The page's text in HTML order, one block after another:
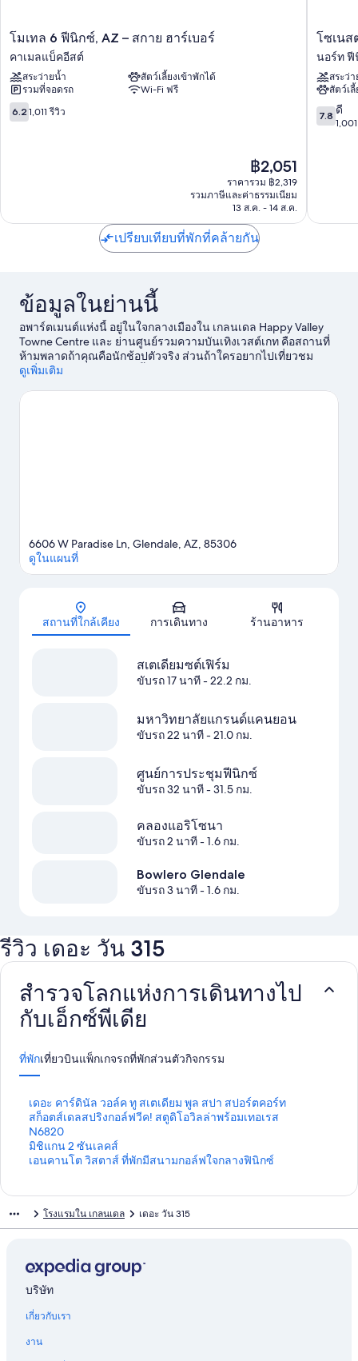
โม
6
ฟีนิกซ์,
AZ
–
สกาย
โมเทล 6 ฟีนิกซ์, AZ – สกาย ฮาร์เบอร์
คาเมลแบ็คอีสต์
สระว่ายน้ำ
สัตว์เลี้ยงเข้าพักได้
รวมที่จอดรถ
Wi-Fi ฟรี
6.2
จาก
6.2 1,011 รีวิว
ราคา
ปัจจุบัน
คือ
฿2,051
฿2,051
ราคารวม ฿2,319
รวมภาษีและค่าธรรมเนียม
13 ส.ค. - 14 ส.ค.
โซ
เนส
ตา
ซิม
พลี
สวี
ทส์
โซเนส
นอร์ท
สระว่
สัตว์เ
7.8
จาก
7.8 ดี
เปรียบเทียบที่พักที่คล้ายกัน
ข้อมูลในย่านนี้
อพาร์ตเมนต์แห่งนี้ อยู่ในใจกลางเมืองใน เกลนเดล Happy Valley
Towne Centre และ ย่านศูนย์รวมความบันเทิงเวสต์เกท คือสถานที่
ห้ามพลาดถ้าคุณคือนักช้อปตัวจริง ส่วนถ้าใครอยากไปเที่ยวชม
สถานที่ท่องเที่ยวชื่อดังในพื้นที่ ต้องนี่เลย ซิกซ์แฟลกส์ฮอร์ริเคนฮาร์
พีโอเรียสปอร์ตคอมเพล็กซ์ หรือ สเตเดียมซต์เฟิร์ม
ดูคู่มือท่องเที่ยว เก
ดูเพิ่มเติม
แผนที่
6606 W Paradise Ln, Glendale, AZ, 85306
ดูในแผนที่
สถานที่ใกล้เคียง การเดินทาง ร้านอาหาร
สเตเดียมซต์เฟิร์ม
ขับรถ 17 นาที- 22.2 กม.
มหาวิทยาลัยแกรนด์แคนยอน
ขับรถ 22 นาที- 21.0 กม.
ศูนย์การประชุมฟีนิกซ์
ขับรถ 32 นาที- 31.5 กม.
คลองแอริโซนา
ขับรถ 2 นาที- 1.6 กม.
Bowlero Glendale
ขับรถ 3 นาที- 1.6 กม.
รีวิว เดอะ วัน 315
สำรวจโลกแห่งการเดินทางไป
กับเอ็กซ์พีเดีย
ที่พักเที่ยวบินแพ็กเกจรถที่พักส่วนตัวกิจกรรม
เดอะ คาร์ดินัล วอล์ค ทู สเตเดียม พูล สปา สปอร์ตคอร์ท
ลิ
ง
ก์
ม
า
า
น
ห
รั
บ
ด
ะ
สก็อตส์เดลสปริงกอล์ฟวีค! สตูดิโอวิลล่าพร้อมเทอเรส
N6820
ลิ
ง
ก์
ม
ฐ
า
สำ
ห
รั
ส
อ
มิชิแกน 2 ซันเลคส์
ลิ
ง
ต
ร
า
น
สำ
รั
มิ
เอนคานโต วิสตาส์ ที่พักมีสนามกอล์ฟใจกลางฟินิกซ์
ลิ
า
ต
ฐ
า
น
ห
บ
โรงแรมใน เกลนเดล เดอะ วัน 315
บริษัท
เกี่ยวกับเรา
งาน